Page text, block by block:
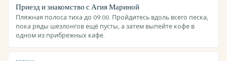
Приезд и знакомство с Агия Мариной
Пляжная полоса тиха до 09:00. Пройдитесь вдоль всего песка,
пока ряды шезлонгов ещё пусты, а затем выпейте кофе в
одном из прибрежных кафе.